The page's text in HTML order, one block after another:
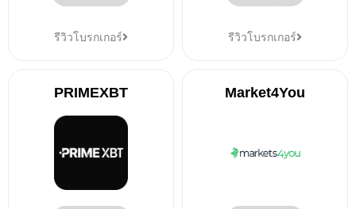
รีวิวโบรกเกอร์ รีวิวโบรกเกอร์
PRIMEXBT Market4You